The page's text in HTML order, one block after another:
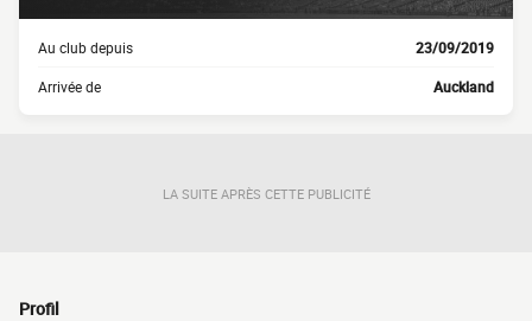
Au club depuis 23/09/2019
Arrivée de Auckland
LA SUITE APRÈS CETTE PUBLICITÉ
Profil